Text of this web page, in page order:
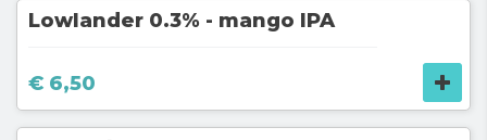
Lowlander 0.3% - mango IPA
€ 6,50